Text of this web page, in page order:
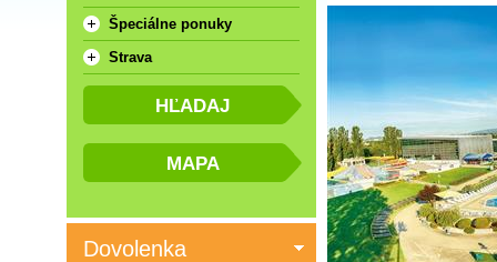
Špeciálne ponuky
Strava
Dovolenka